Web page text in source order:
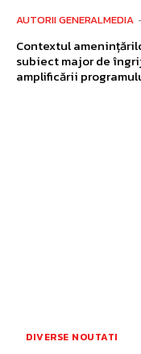
AUTORII GENERALMEDIA
Contextul
subiect major de
amplificării
DIVERSE NOUTATI